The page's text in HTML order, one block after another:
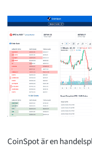
CoinSpot är en